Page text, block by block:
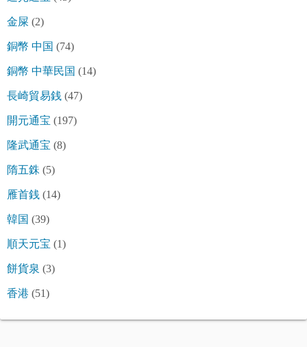
金屎 (2)
銅幣 中国 (74)
銅幣 中華民国 (14)
長崎貿易銭 (47)
開元通宝 (197)
隆武通宝 (8)
隋五銖 (5)
雁首銭 (14)
韓国 (39)
順天元宝 (1)
餅貨泉 (3)
香港 (51)